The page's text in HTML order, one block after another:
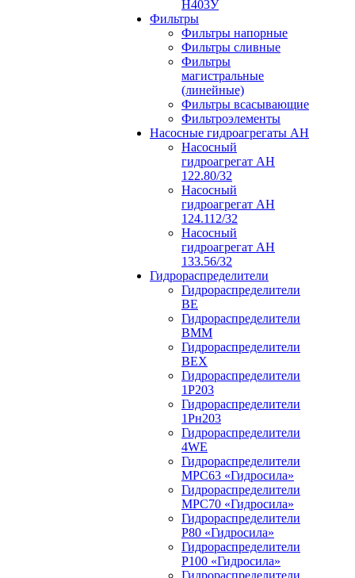
Н403У
Фильтры
Фильтры напорные
Фильтры сливные
Фильтры
магистральные
(линейные)
Фильтры всасывающие
Фильтроэлементы
Насосные гидроагрегаты АН
Насосный
гидроагрегат АН
122.80/32
Насосный
гидроагрегат АН
124.112/32
Насосный
гидроагрегат АН
133.56/32
Гидрораспределители
Гидрораспределители
ВЕ
Гидрораспределители
ВММ
Гидрораспределители
ВЕХ
Гидрораспределители
1Р203
Гидрораспределители
1Рн203
Гидрораспределители
4WE
Гидрораспределители
МРС63 «Гидросила»
Гидрораспределители
МРС70 «Гидросила»
Гидрораспределители
Р80 «Гидросила»
Гидрораспределители
Р100 «Гидросила»
Гидрораспределители